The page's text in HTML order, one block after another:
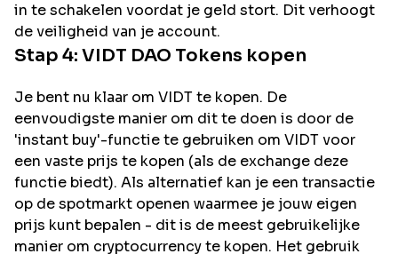
in te schakelen voordat je geld stort. Dit verhoogt
de veiligheid van je account.
Stap 4: VIDT DAO Tokens kopen
Je bent nu klaar om VIDT te kopen. De
eenvoudigste manier om dit te doen is door de
'instant buy'-functie te gebruiken om VIDT voor
een vaste prijs te kopen (als de exchange deze
functie biedt). Als alternatief kan je een transactie
op de spotmarkt openen waarmee je jouw eigen
prijs kunt bepalen - dit is de meest gebruikelijke
manier om cryptocurrency te kopen. Het gebruik